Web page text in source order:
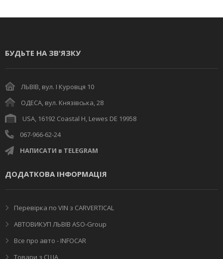
БУДЬТЕ НА ЗВ'ЯЗКУ
ЛЬВІВ, вул. І Куровця 10
ОДЕСА, вул. Князівська, 28
USA, 16192 Coastal H, Lewes DE 19958
067-966-62-24
НАПИСАТИ в TELEGRAM
ДОДАТКОВА ІНФОРМАЦІЯ
Перевірка по VIN з CARVERTICAL
АВТОВИКУП ЛЬВІВ ASO-Group
Все про авто - INFOCAR
Товари з США